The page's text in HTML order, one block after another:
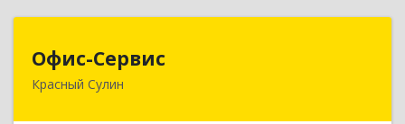
Офис-Сервис
Красный Сулин
346350, Ростовская обл, р-н Красносулинский,